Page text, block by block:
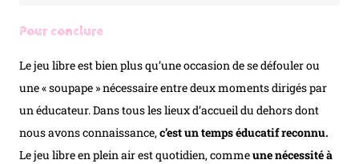
Pour conclure
Le jeu libre est bien plus qu’une occasion de se défouler ou
une « soupape » nécessaire entre deux moments dirigés par
un éducateur. Dans tous les lieux d’accueil du dehors dont
nous avons connaissance,c’est un temps éducatif reconnu.
Le jeu libre en plein air est quotidien, commeune nécessité à